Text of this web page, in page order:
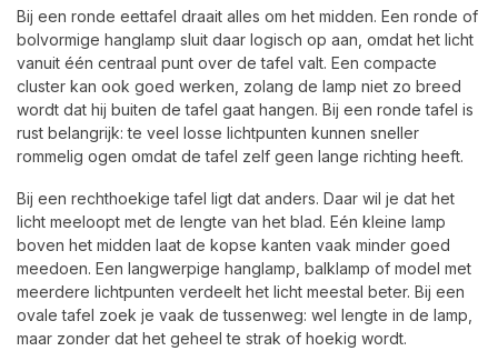
Bij een ronde eettafel draait alles om het midden. Een ronde of
bolvormige hanglamp sluit daar logisch op aan, omdat het licht
vanuit één centraal punt over de tafel valt. Een compacte
cluster kan ook goed werken, zolang de lamp niet zo breed
wordt dat hij buiten de tafel gaat hangen. Bij een ronde tafel is
rust belangrijk: te veel losse lichtpunten kunnen sneller
rommelig ogen omdat de tafel zelf geen lange richting heeft.
Bij een rechthoekige tafel ligt dat anders. Daar wil je dat het
licht meeloopt met de lengte van het blad. Eén kleine lamp
boven het midden laat de kopse kanten vaak minder goed
meedoen. Een langwerpige hanglamp, balklamp of model met
meerdere lichtpunten verdeelt het licht meestal beter. Bij een
ovale tafel zoek je vaak de tussenweg: wel lengte in de lamp,
maar zonder dat het geheel te strak of hoekig wordt.